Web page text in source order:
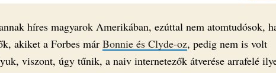
híres magyarok Amerikában, ezúttal nem atomtudósok,
akiket a Forbes már Bonnie és Clyde-oz, pedig nem is volt
viszont, úgy tűnik, a naiv internetezők átverése arrafelé